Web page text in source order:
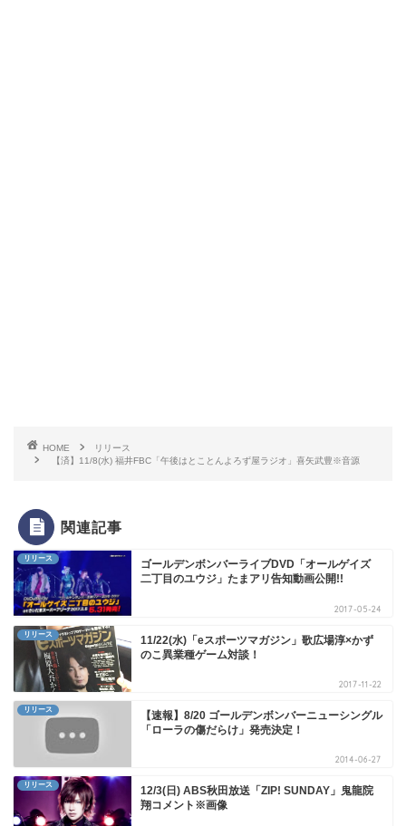
HOME
リリース
【済】11/8(水) 福井FBC「午後はとことんよろず屋ラジオ」喜矢武豊※音源
関連記事
リリース
ゴールデンボンバーライブDVD「オールゲイズ
二丁目のユウジ」たまアリ告知動画公開!!
2017-05-24
リリース
11/22(水)「eスポーツマガジン」歌広場淳×かず
のこ異業種ゲーム対談！
2017-11-22
リリース
【速報】8/20 ゴールデンボンバーニューシングル
「ローラの傷だらけ」発売決定！
2014-06-27
リリース
12/3(日) ABS秋田放送「ZIP! SUNDAY」鬼龍院
翔コメント※画像